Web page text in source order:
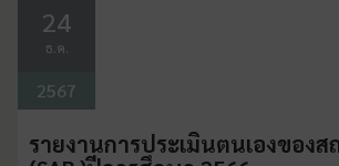
24
ธ.ค.
2567
รายงานการประเมินตนเองของ